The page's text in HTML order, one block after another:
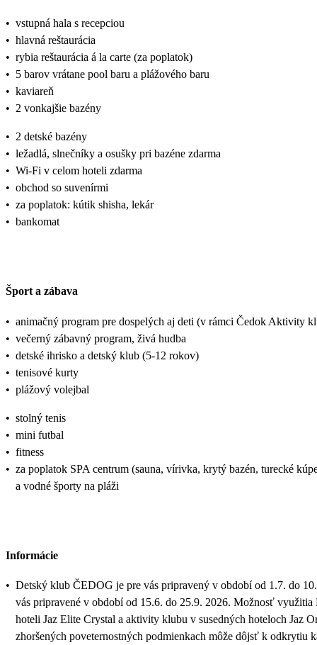
• vstupná hala s recepciou
• hlavná reštaurácia
• rybia reštaurácia á la carte (za poplatok)
• 5 barov vrátane pool baru a plážového baru
• kaviareň
• 2 vonkajšie bazény
• 2 detské bazény
• ležadlá, slnečníky a osušky pri bazéne zdarma
• Wi-Fi v celom hoteli zdarma
• obchod so suvenírmi
• za poplatok: kútik shisha, lekár
• bankomat
Šport a zábava
• animačný program pre dospelých aj deti (v rámci Čedok Aktivity
• večerný zábavný program, živá hudba
• detské ihrisko a detský klub (5-12 rokov)
• tenisové kurty
• plážový volejbal
• stolný tenis
• mini futbal
• fitness
• za poplatok SPA centrum (sauna, vírivka, krytý bazén, turecké
a vodné športy na pláži
Informácie
• Detský klub ČEDOG je pre vás pripravený v období od 1.7. do
vás pripravené v období od 15.6. do 25.9. 2026. Možnosť
hoteli Jaz Elite Crystal a aktivity klubu v susedných hoteloch Jaz
zhoršených poveternostných podmienkach môže dôjsť k odkrytiu